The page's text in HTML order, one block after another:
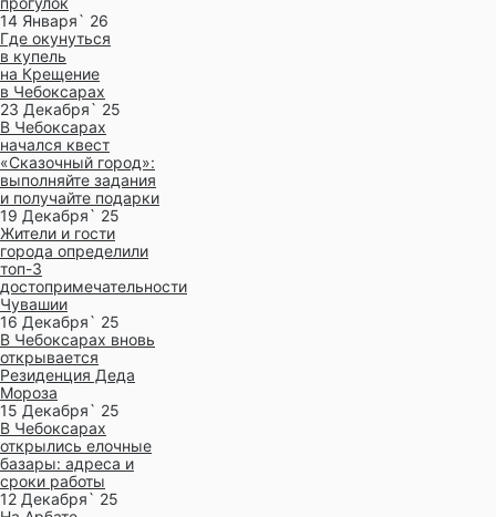
14 Января` 26
Где окунуться
в купель
на Крещение
в Чебоксарах
23 Декабря` 25
В Чебоксарах
начался квест
«Сказочный город»:
выполняйте задания
и получайте подарки
19 Декабря` 25
Жители и гости
города определили
топ-3
достопримечательности
Чувашии
16 Декабря` 25
В Чебоксарах вновь
открывается
Резиденция Деда
Мороза
15 Декабря` 25
В Чебоксарах
открылись елочные
базары: адреса и
сроки работы
12 Декабря` 25